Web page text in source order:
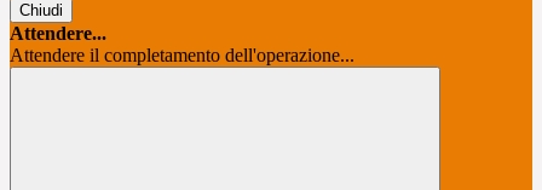
Chiudi
Attendere...
Attendere il completamento dell'operazione...